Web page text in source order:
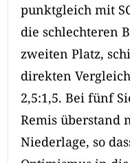
punktgleich mit
die schlechteren
zweiten Platz,
direkten
2,5:1,5. Bei fünf
Remis überstand
Niederlage, so